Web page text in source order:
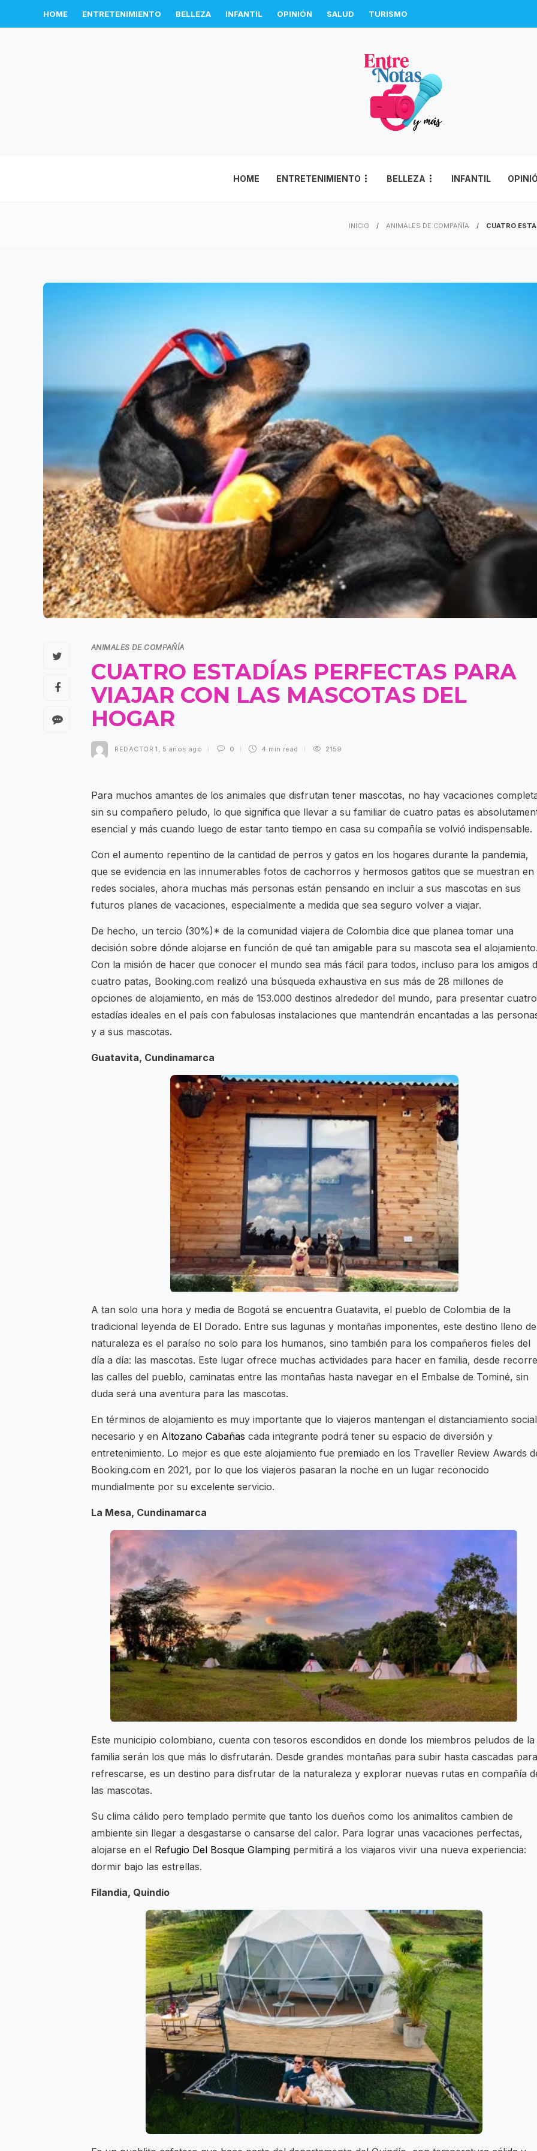
HOME ENTRETENIMIENTO BELLEZA INFANTIL OPINIÓN SALUD TURISMO
HOME ENTRETENIMIENTO BELLEZA INFANTIL
INICIO ANIMALES DE COMPAÑÍA CUATRO
ANIMALES DE COMPAÑÍA
CUATRO ESTADÍAS PERFECTAS PARA
VIAJAR CON LAS MASCOTAS DEL
HOGAR
REDACTOR 1 , 5 años ago 0 4 min read 2159
Para muchos amantes de los animales que disfrutan tener mascotas, no hay vacaciones
sin su compañero peludo, lo que significa que llevar a su familiar de cuatro patas es
esencial y más cuando luego de estar tanto tiempo en casa su compañía se volvió indispensable.
Con el aumento repentino de la cantidad de perros y gatos en los hogares durante la pandemia,
que se evidencia en las innumerables fotos de cachorros y hermosos gatitos que se muestran en
redes sociales, ahora muchas más personas están pensando en incluir a sus mascotas en sus
futuros planes de vacaciones, especialmente a medida que sea seguro volver a viajar.
De hecho, un tercio (30%)* de la comunidad viajera de Colombia dice que planea tomar una
decisión sobre dónde alojarse en función de qué tan amigable para su mascota sea el
Con la misión de hacer que conocer el mundo sea más fácil para todos, incluso para los amigos
cuatro patas, Booking.com realizó una búsqueda exhaustiva en sus más de 28 millones de
opciones de alojamiento, en más de 153.000 destinos alrededor del mundo, para presentar cuatro
estadías ideales en el país con fabulosas instalaciones que mantendrán encantadas a las
y a sus mascotas.
Guatavita, Cundinamarca
A tan solo una hora y media de Bogotá se encuentra Guatavita, el pueblo de Colombia de la
tradicional leyenda de El Dorado. Entre sus lagunas y montañas imponentes, este destino lleno de
naturaleza es el paraíso no solo para los humanos, sino también para los compañeros fieles del
día a día: las mascotas. Este lugar ofrece muchas actividades para hacer en familia, desde
las calles del pueblo, caminatas entre las montañas hasta navegar en el Embalse de Tominé, sin
duda será una aventura para las mascotas.
En términos de alojamiento es muy importante que lo viajeros mantengan el distanciamiento social
necesario y en Altozano Cabañas cada integrante podrá tener su espacio de diversión y
entretenimiento. Lo mejor es que este alojamiento fue premiado en los Traveller Review Awards
Booking.com en 2021, por lo que los viajeros pasaran la noche en un lugar reconocido
mundialmente por su excelente servicio.
La Mesa, Cundinamarca
Este municipio colombiano, cuenta con tesoros escondidos en donde los miembros peludos de la
familia serán los que más lo disfrutarán. Desde grandes montañas para subir hasta cascadas para
refrescarse, es un destino para disfrutar de la naturaleza y explorar nuevas rutas en compañía
las mascotas.
Su clima cálido pero templado permite que tanto los dueños como los animalitos cambien de
ambiente sin llegar a desgastarse o cansarse del calor. Para lograr unas vacaciones perfectas,
alojarse en el Refugio Del Bosque Glamping permitirá a los viajaros vivir una nueva experiencia:
dormir bajo las estrellas.
Filandia, Quindío